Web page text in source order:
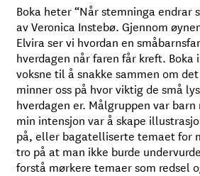
Boka heter “Når stemninga endrar
av Veronica Instebø. Gjennom
Elvira ser vi hvordan en
hverdagen når faren får kreft. Boka
voksne til å snakke sammen om
minner oss på hvor viktig de små
hverdagen er. Målgruppen var
min intensjon var å skape
på, eller bagatelliserte temaet for
tro på at man ikke burde
forstå mørkere temaer som redsel